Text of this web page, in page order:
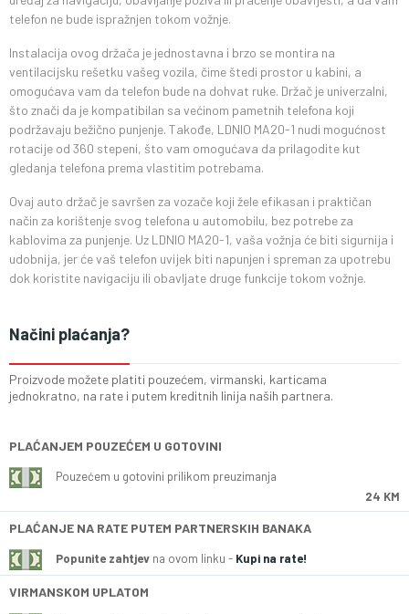
telefon ne bude ispražnjen tokom vožnje.
Instalacija ovog držača je jednostavna i brzo se montira na
ventilacijsku rešetku vašeg vozila, čime štedi prostor u kabini, a
omogućava vam da telefon bude na dohvat ruke. Držač je univerzalni,
što znači da je kompatibilan sa većinom pametnih telefona koji
podržavaju bežično punjenje. Takođe, LDNIO MA20-1 nudi mogućnost
rotacije od 360 stepeni, što vam omogućava da prilagodite kut
gledanja telefona prema vlastitim potrebama.
Ovaj auto držač je savršen za vozače koji žele efikasan i praktičan
način za korištenje svog telefona u automobilu, bez potrebe za
kablovima za punjenje. Uz LDNIO MA20-1, vaša vožnja će biti sigurnija i
udobnija, jer će vaš telefon uvijek biti napunjen i spreman za upotrebu
dok koristite navigaciju ili obavljate druge funkcije tokom vožnje.
Načini plaćanja?
Proizvode možete platiti pouzećem, virmanski, karticama
jednokratno, na rate i putem kreditnih linija naših partnera.
PLAĆANJEM POUZEĆEM U GOTOVINI
Pouzećem u gotovini prilikom preuzimanja
24 KM
PLAĆANJE NA RATE PUTEM PARTNERSKIH BANAKA
Popunite zahtjev na ovom linku - Kupi na rate!
VIRMANSKOM UPLATOM